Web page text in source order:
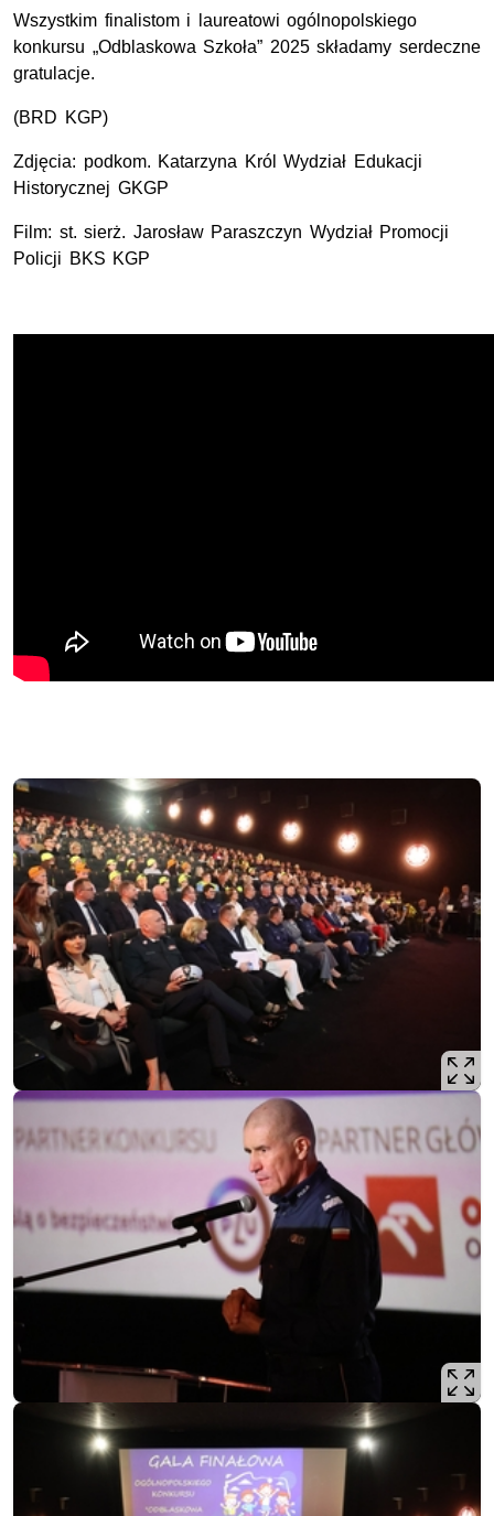
Wszystkim finalistom i laureatowi ogólnopolskiego
konkursu „Odblaskowa Szkoła” 2025 składamy serdeczne
gratulacje.
(BRD KGP)
Zdjęcia: podkom. Katarzyna Król Wydział Edukacji
Historycznej GKGP
Film: st. sierż. Jarosław Paraszczyn Wydział Promocji
Policji BKS KGP